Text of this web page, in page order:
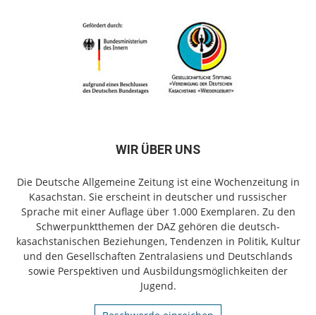
WIR ÜBER UNS
Die Deutsche Allgemeine Zeitung ist eine Wochenzeitung in
Kasachstan. Sie erscheint in deutscher und russischer
Sprache mit einer Auflage über 1.000 Exemplaren. Zu den
Schwerpunktthemen der DAZ gehören die deutsch-
kasachstanischen Beziehungen, Tendenzen in Politik, Kultur
und den Gesellschaften Zentralasiens und Deutschlands
sowie Perspektiven und Ausbildungsmöglichkeiten der
Jugend.